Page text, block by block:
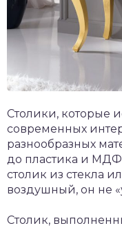
Столики, которые
современных
разнообразных
до пластика и
столик из стекла
воздушный, он не
Столик,